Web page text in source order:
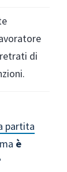
di
partita
è